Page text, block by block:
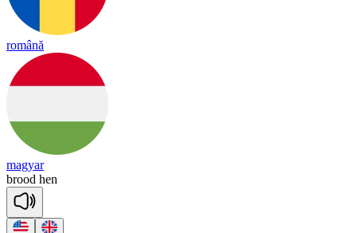
română
magyar
brood hen